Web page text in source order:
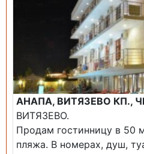
АНАПА, ВИТЯЗЕВО КП.,
ВИТЯЗЕВО.
Продам гостинницу в 50
пляжа. В номерах, душ,